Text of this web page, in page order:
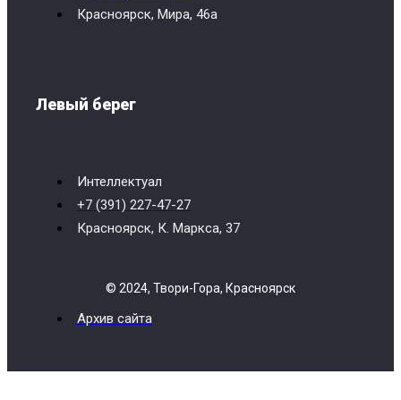
Красноярск, Мира, 46a
Левый берег
Интеллектуал
+7 (391) 227-47-27
Красноярск, К. Маркса, 37
© 2024, Твори-Гора, Красноярск
Архив сайта